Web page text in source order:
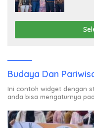
Budaya Dan
Ini contoh widget dengan
anda bisa mengaturnya